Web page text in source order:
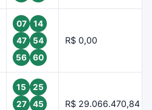
07
14
47
54
56
60
R$ 0,00
15
25
27
45
R$ 29.066.470,84